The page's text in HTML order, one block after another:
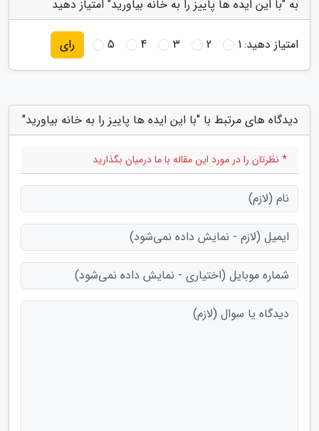
به "با این ایده ها پاییز را به خانه بیاورید" امتیاز دهید
امتیاز دهید:1
2
3
4
5 رای
دیدگاه های مرتبط با "با این ایده ها پاییز را به خانه بیاورید"
* نظرتان را در مورد این مقاله با ما درمیان بگذارید